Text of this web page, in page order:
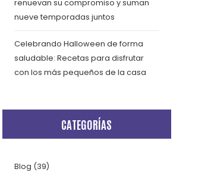
renuevan su compromiso y suman
nueve temporadas juntos
Celebrando Halloween de forma
saludable: Recetas para disfrutar
con los más pequeños de la casa
CATEGORÍAS
Blog (39)